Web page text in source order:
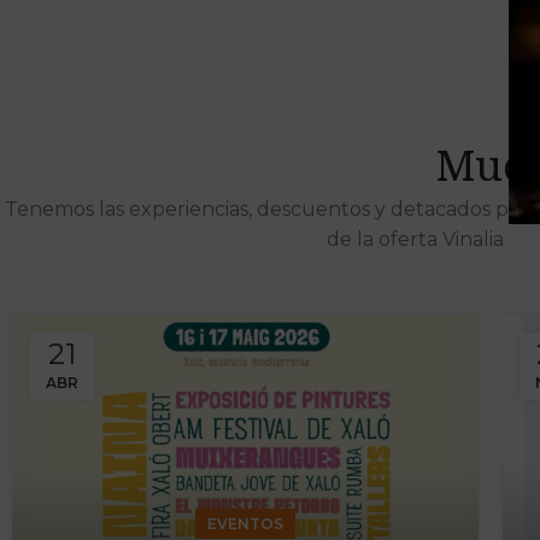
Tenemos las experiencias, descuentos y detacados
de la oferta Vinalia
21
ABR
EVENTOS